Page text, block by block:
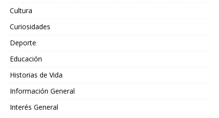
Cultura
Curiosidades
Deporte
Educación
Historias de Vida
Información General
Interés General